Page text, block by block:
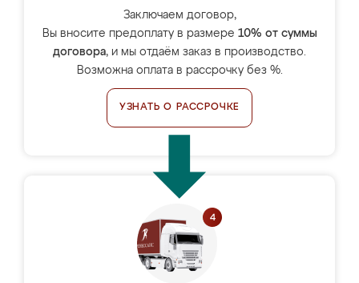
Заключаем договор,
Вы вносите предоплату в размере 10% от суммы
договора, и мы отдаём заказ в производство.
Возможна оплата в рассрочку без %.
УЗНАТЬ О РАССРОЧКЕ